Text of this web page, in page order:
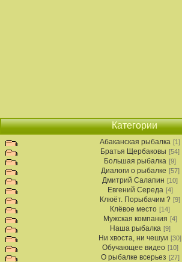
Категории
Абаканская рыбалка [1]
Братья Щербаковы [54]
Большая рыбалка [9]
Диалоги о рыбалке [57]
Дмитрий Салапин [10]
Евгений Середа [4]
Клюёт. Порыбачим ? [9]
Клёвое место [14]
Мужская компания [4]
Наша рыбалка [9]
Ни хвоста, ни чешуи [30]
Обучающее видео [10]
О рыбалке всерьез [27]